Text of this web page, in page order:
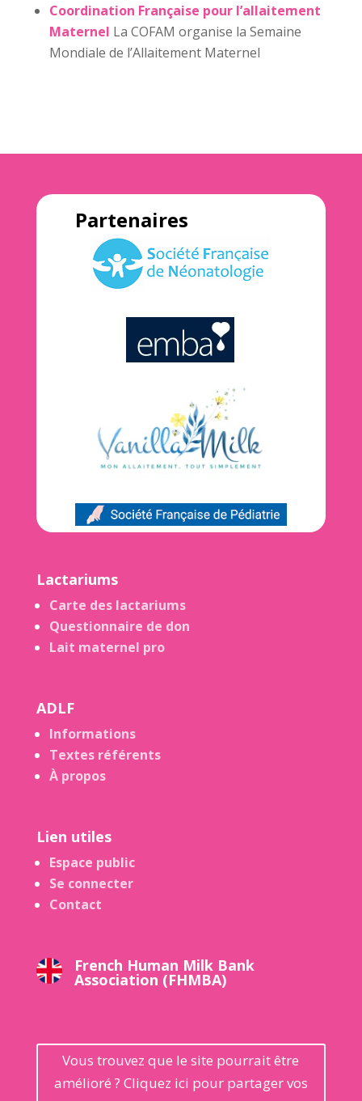
Coordination Française pour l’allaitement
Maternel La COFAM organise la Semaine
Mondiale de l’Allaitement Maternel
Partenaires
Lactariums
Carte des lactariums
Questionnaire de don
Lait maternel pro
ADLF
Informations
Textes référents
À propos
Lien utiles
Espace public
Se connecter
Contact
French Human Milk Bank
Association (FHMBA)
Vous trouvez que le site pourrait être
amélioré ? Cliquez ici pour partager vos